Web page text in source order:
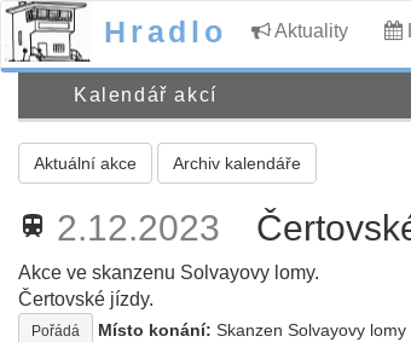
Hradlo Aktuality
Kalendář akcí
Aktuální akce Archiv kalendáře
train 2.12.2023
Akce ve skanzenu Solvayovy lomy.
Čertovské jízdy.
Pořádá Místo konání: Skanzen Solvayovy lomy